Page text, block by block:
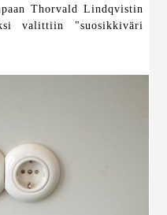
Thorvald Lindqvistin
valittiin "suosikkiväri